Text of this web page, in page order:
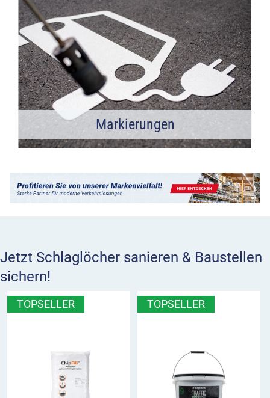
Markierungen
Jetzt Schlaglöcher sanieren & Baustellen
sichern!
TOPSELLER TOPSELLER